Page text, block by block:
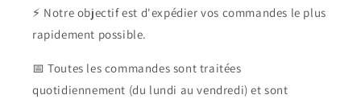
⚡ Notre objectif est d'expédier vos commandes le plus
rapidement possible.
📅 Toutes les commandes sont traitées
quotidiennement (du lundi au vendredi) et sont